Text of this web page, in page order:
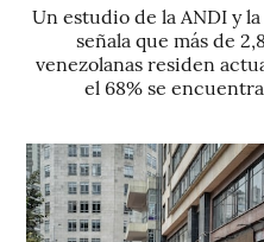
Un estudio de la ANDI y
señala que más de
venezolanas residen
el 68% se